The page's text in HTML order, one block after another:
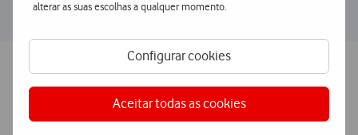
alterar as suas escolhas a qualquer momento.
Configurar cookies
Aceitar todas as cookies
Inovações que
fazem a diferença.